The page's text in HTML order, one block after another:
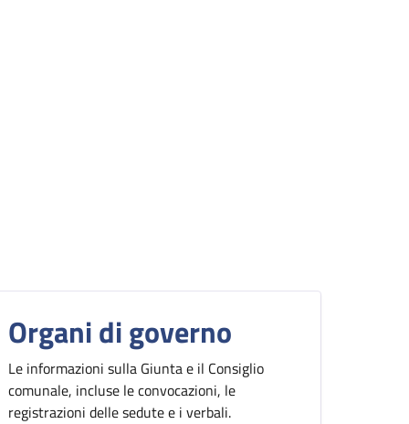
Organi di governo
Le informazioni sulla Giunta e il Consiglio
comunale, incluse le convocazioni, le
registrazioni delle sedute e i verbali.